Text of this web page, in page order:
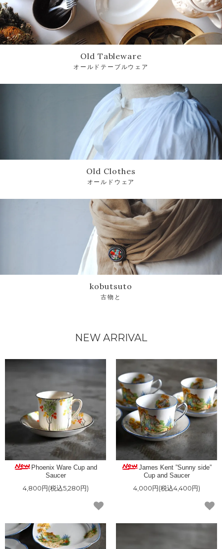
Old Tableware
オールドテーブルウェア
Old Clothes
オールドウェア
kobutsuto
古物と
NEW ARRIVAL
Phoenix Ware Cup and
Saucer
4,800円(税込5,280円)
James Kent ”Sunny side”
Cup and Saucer
4,000円(税込4,400円)